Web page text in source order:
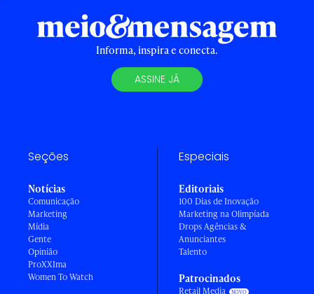
Informa, inspira e conecta.
ASSINE JÁ
Seções
Notícias
Comunicação
Marketing
Mídia
Gente
Opinião
ProXXIma
Women To Watch
Especiais
Editoriais
100 Dias de Inovação
Marketing na Olimpíada
Drops Agências &
Anunciantes
Talento
Patrocinados
Retail Media